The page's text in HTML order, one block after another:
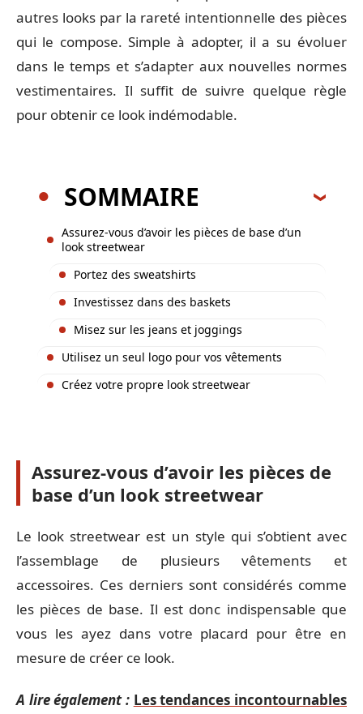
autres looks par la rareté intentionnelle des pièces
qui le compose. Simple à adopter, il a su évoluer
dans le temps et s’adapter aux nouvelles normes
vestimentaires. Il suffit de suivre quelque règle
pour obtenir ce look indémodable.
SOMMAIRE
Assurez-vous d’avoir les pièces de base d’un
look streetwear
Portez des sweatshirts
Investissez dans des baskets
Misez sur les jeans et joggings
Utilisez un seul logo pour vos vêtements
Créez votre propre look streetwear
Assurez-vous d’avoir les pièces de
base d’un look streetwear
Le look streetwear est un style qui s’obtient avec
l’assemblage de plusieurs vêtements et
accessoires. Ces derniers sont considérés comme
les pièces de base. Il est donc indispensable que
vous les ayez dans votre placard pour être en
mesure de créer ce look.
A lire également : Les tendances incontournables